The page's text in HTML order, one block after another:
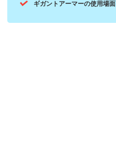
ギガントアーマーの使用場面